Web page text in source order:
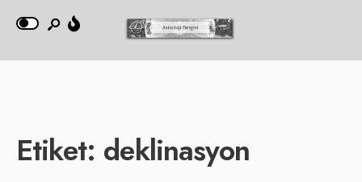
Etiket: deklinasyon